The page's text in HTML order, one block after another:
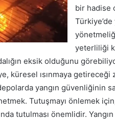
bir hadise
yeterliliği
eksik olduğunu
küresel ısınmaya
yangın güvenliğinin
Tutuşmayı önlemek için;
tutulması önemlidir.